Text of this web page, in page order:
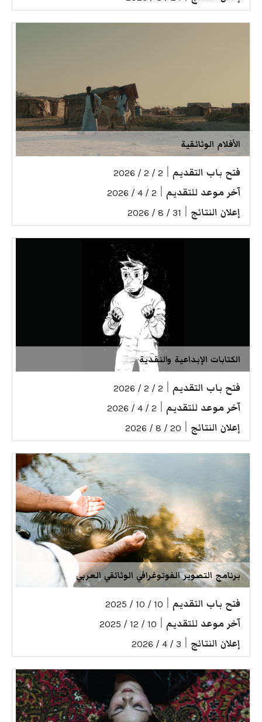
الأفلام الوثائقية
فتح باب التقديم 2 / 2 / 2026
آخر موعد للتقديم 2 / 4 / 2026
إعلان النتائج 31 / 8 / 2026
الكتابات الإبداعية والنقدية
فتح باب التقديم 2 / 2 / 2026
آخر موعد للتقديم 2 / 4 / 2026
إعلان النتائج 20 / 8 / 2026
برنامج التصوير الفوتوغرافي الوثائقي العربي
فتح باب التقديم 10 / 10 / 2025
آخر موعد للتقديم 10 / 12 / 2025
إعلان النتائج 3 / 4 / 2026